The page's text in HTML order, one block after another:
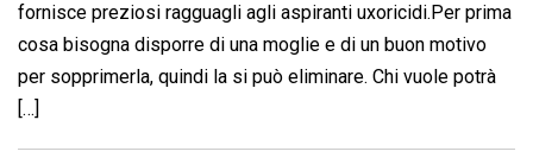
fornisce preziosi ragguagli agli aspiranti uxoricidi.Per prima
cosa bisogna disporre di una moglie e di un buon motivo
per sopprimerla, quindi la si può eliminare. Chi vuole potrà
[…]